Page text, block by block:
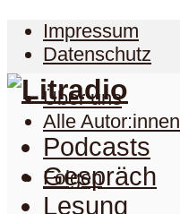
Impressum
Datenschutz
Über uns
Alle Autor:innen
Folgen
Podcasts
Gespräch
Lesung